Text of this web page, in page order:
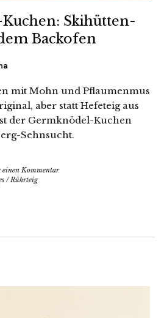
Skihütten-
Backofen
mit Mohn und Pflaumenmus
aber statt Hefeteig aus
der Germknödel-Kuchen
Sehnsucht.
einen Kommentar
/Rührteig